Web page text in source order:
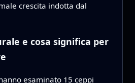
crescita indotta dal
e cosa significa per
esaminato 15 ceppi